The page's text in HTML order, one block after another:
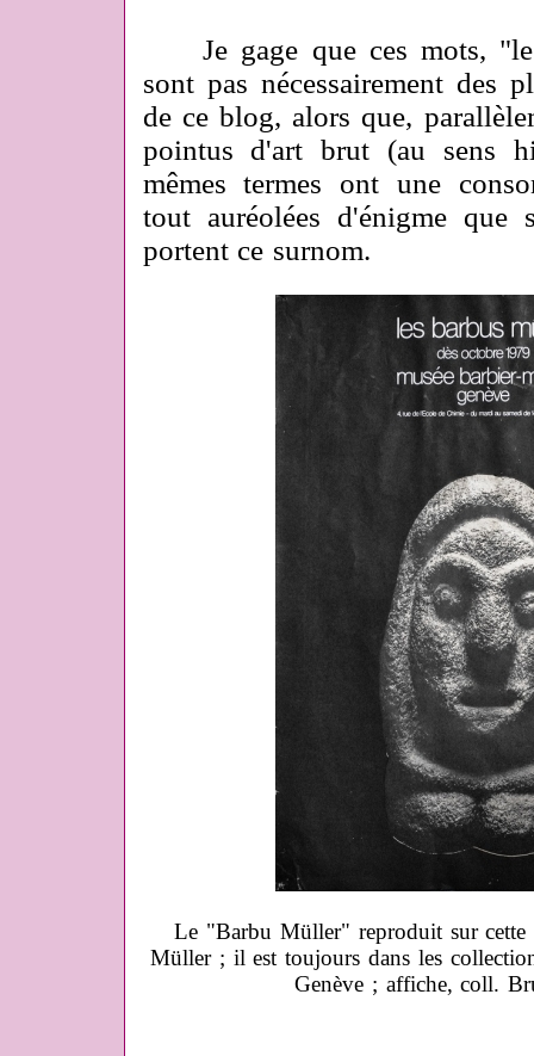
Je gage que ces mots,
sont pas nécessairement des
de ce blog, alors que,
pointus d'art brut (au sens
mêmes termes ont une
tout auréolées d'énigme que
portent ce surnom.
Le "Barbu Müller" reproduit sur cette
Müller ; il est toujours dans les
Genève ; affiche, coll.